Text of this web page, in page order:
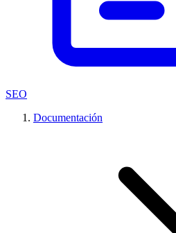
SEO
Documentación